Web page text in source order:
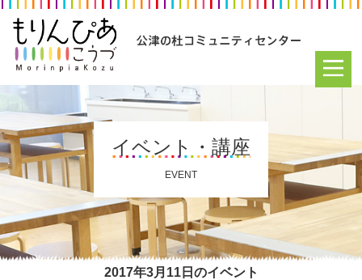
イベント・講座
EVENT
2017年3月11日のイベント